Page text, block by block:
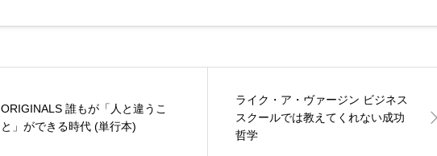
ORIGINALS 誰もが「人と違うこ
と」ができる時代 (単行本)
ライク・ア・ヴァージン ビジネス
スクールでは教えてくれない成功
哲学